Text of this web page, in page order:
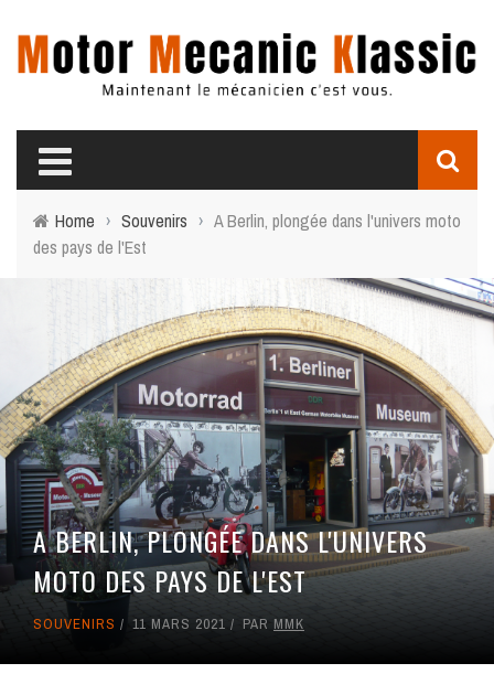
Home › Souvenirs › A Berlin, plongée dans l'univers moto
des pays de l'Est
A BERLIN, PLONGÉE DANS L'UNIVERS
MOTO DES PAYS DE L'EST
SOUVENIRS 11 MARS 2021 PAR MMK